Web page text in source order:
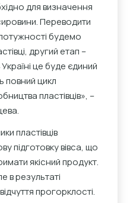
для визначення
Переводити
будемо
другий етап –
це буде єдиний
повний цикл
пластівців», –
пластівців
підготовку вівса, що
якісний продукт.
в результаті
прогорклості.